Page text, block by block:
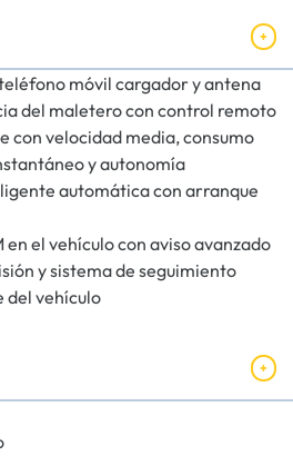
móvil cargador y antena
del maletero con control remoto
con velocidad media, consumo
y autonomía
automática con arranque
en el vehículo con aviso avanzado
y sistema de seguimiento
del vehículo